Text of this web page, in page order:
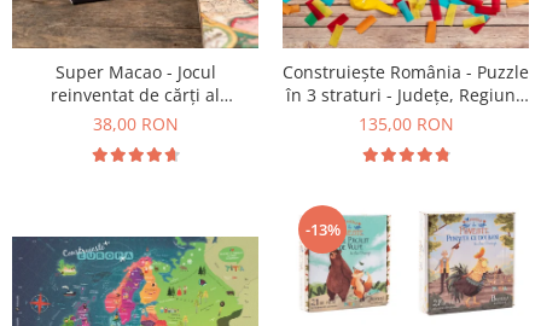
10 Ani
11 - 14 Ani
14+ Ani
Colecția Păcălici
TOATE JOCURILE
Super Macao - Jocul
reinventat de cărți al
copilăriei
38,00 RON
Construiește România - Puzzle
în 3 straturi - Județe, Regiuni,
Relief
135,00 RON
-13%